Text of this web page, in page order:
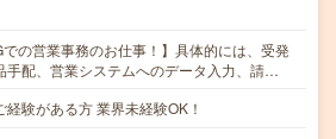
での営業事務のお仕事！】具体的には、受発
手配、営業システムへのデータ入力、請…
経験がある方 業界未経験OK！